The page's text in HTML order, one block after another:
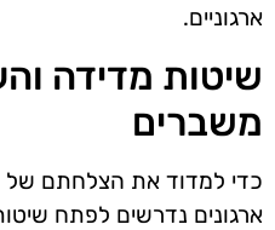
ארגוניים.
שיטות מדידה
משברים
כדי למדוד את הצלחתם של
ארגונים נדרשים לפתח